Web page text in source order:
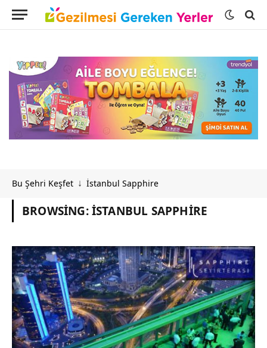
Bu Şehri Keşfet ↓ İstanbul Sapphire
BROWSING:İSTANBUL SAPPHIRE